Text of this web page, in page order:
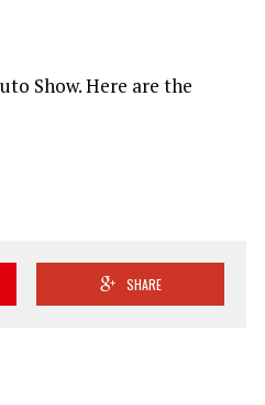
Show. Here are the
SHARE